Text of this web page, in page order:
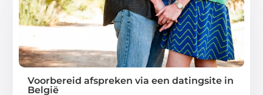
Voorbereid afspreken via een datingsite in
België